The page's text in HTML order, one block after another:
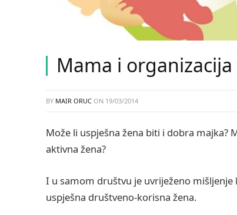
Mama i
BY MAIR ORUC ON 19/03/2014
Može li uspješna žena biti i dobra
aktivna žena?
I u samom društvu je uvriježeno
uspješna društveno-korisna žena.